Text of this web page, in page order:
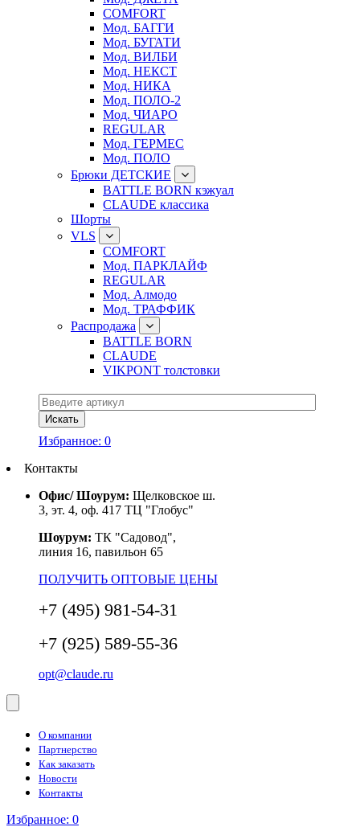
COMFORT
Мод. БАГГИ
Мод. БУГАТИ
Мод. ВИЛБИ
Мод. НЕКСТ
Мод. НИКА
Мод. ПОЛО-2
Мод. ЧИАРО
REGULAR
Мод. ГЕРМЕС
Мод. ПОЛО
Брюки ДЕТСКИЕ
BATTLE BORN кэжуал
CLAUDE классика
Шорты
VLS
COMFORT
Мод. ПАРКЛАЙФ
REGULAR
Мод. Алмодо
Мод. ТРАФФИК
Распродажа
BATTLE BORN
CLAUDE
VIKPONT толстовки
Избранное: 0
Контакты
Офис/ Шоурум: Щелковское ш.
3, эт. 4, оф. 417 ТЦ "Глобус"
Шоурум: ТК "Садовод",
линия 16, павильон 65
ПОЛУЧИТЬ ОПТОВЫЕ ЦЕНЫ
+7 (495) 981-54-31
+7 (925) 589-55-36
opt@claude.ru
О компании
Партнерство
Как заказать
Новости
Контакты
Избранное: 0